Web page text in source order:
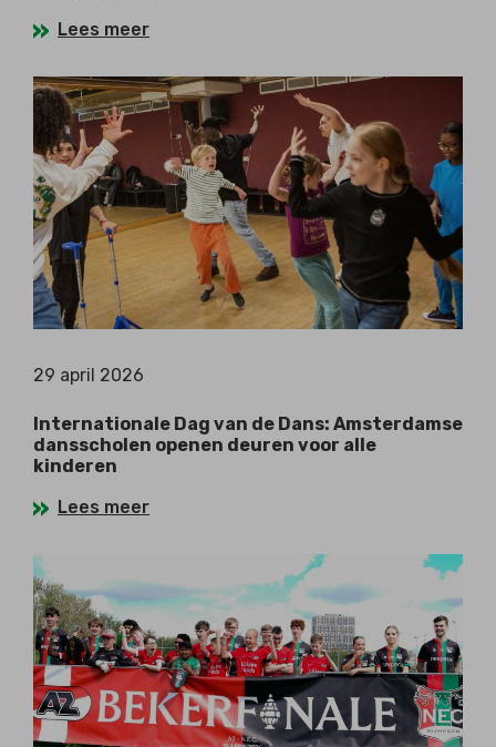
Lees meer
29 april 2026
Internationale Dag van de Dans: Amsterdamse
dansscholen openen deuren voor alle
kinderen
Lees meer